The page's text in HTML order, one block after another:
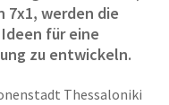
werden die
für eine
zu entwickeln.
Thessaloniki